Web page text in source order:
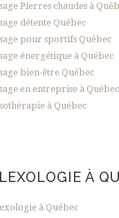
Pierres chaudes à
détente Québec
pour sportifs Québec
énergétique à Québec
bien-être Québec
en entreprise à Québec
à Québec
À
à Québec